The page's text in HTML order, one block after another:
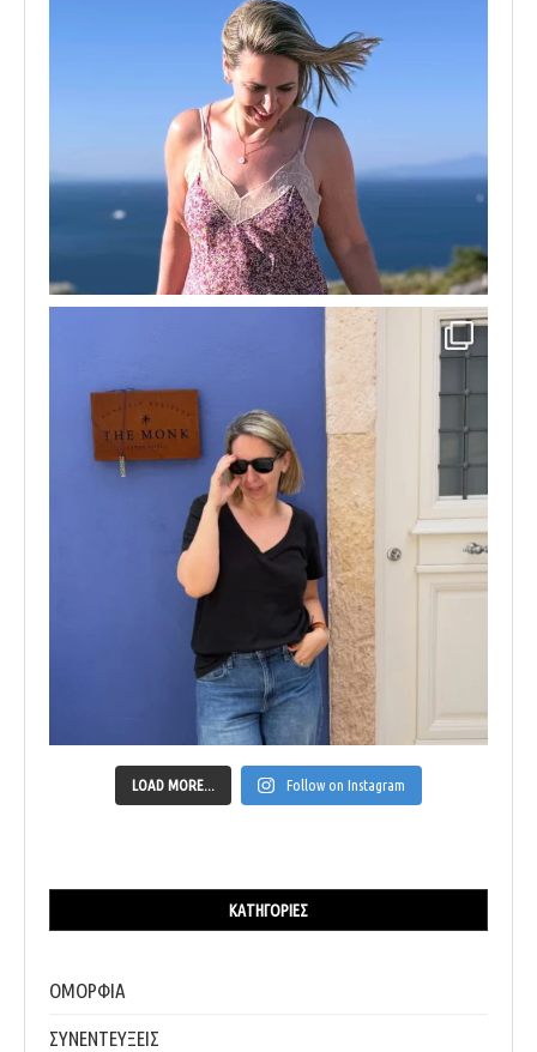
LOAD MORE... Follow on Instagram
ΚΑΤΗΓΟΡΊΕΣ
ΟΜΟΡΦΙΑ
ΣΥΝΕΝΤΕΥΞΕΙΣ